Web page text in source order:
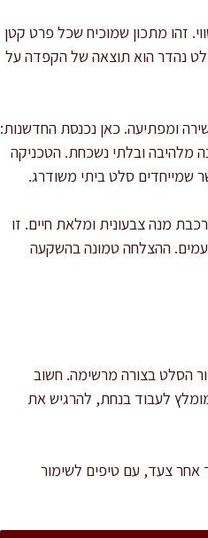
זהו מתכון שמוכיח שכל פרט קטן
נהדר הוא תוצאה של הקפדה על
ומפתיעה. כאן נכנסת החדשנות:
מלהיבה ובלתי נשכחת. הטכניקה
שמייחדים סלט ביתי משודרג.
מנה צבעונית ומלאת חיים. זו
ההצלחה טמונה בהשקעה
ועוד 10 דקות להשריית הרוטב וסידור הסלט בצורה מרשימה. חשוב
לעבוד בנחת, להרגיש את
אחר צעד, עם טיפים לשימור